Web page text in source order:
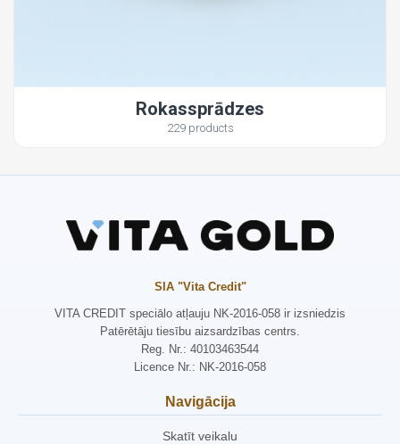
Rokassprādzes
229 products
SIA "Vita Credit"
VITA CREDIT speciālo atļauju NK-2016-058 ir izsniedzis
Patērētāju tiesību aizsardzības centrs.
Reg. Nr.: 40103463544
Licence Nr.: NK-2016-058
Navigācija
Skatīt veikalu